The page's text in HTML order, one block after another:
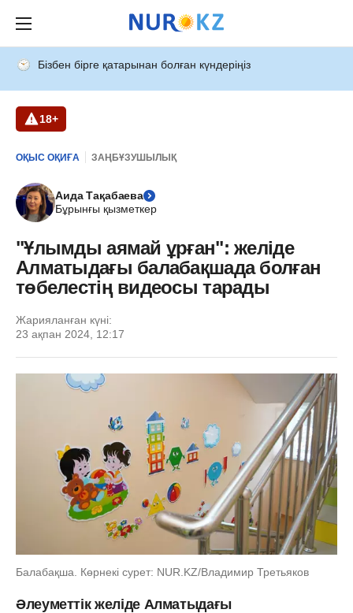
Бізбен бірге қатарынан болған күндеріңіз
18+
ОҚЫС ОҚИҒА ЗАҢБҰЗУШЫЛЫҚ
Аида Тақабаева
Бұрынғы қызметкер
"Ұлымды аямай ұрған": желіде
Алматыдағы балабақшада болған
төбелестің видеосы тарады
Жарияланған күні:
23 ақпан 2024, 12:17
Балабақша. Көрнекі сурет: NUR.KZ/Владимир Третьяков
Әлеуметтік желіде Алматыдағы